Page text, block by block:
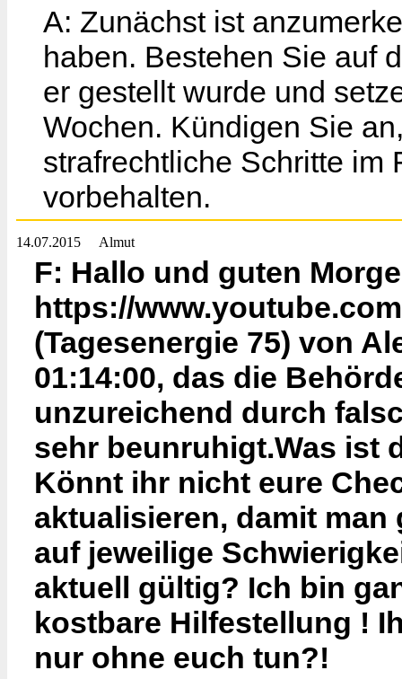
A: Zunächst ist
haben. Bestehen Sie auf
er gestellt wurde und
Wochen. Kündigen Sie
strafrechtliche Schritte im
vorbehalten.
14.07.2015 Almut
F: Hallo und guten
https://
(Tagesenergie 75) von
01:14:00, das die
unzureichend durch
sehr beunruhigt.Was ist
Könnt ihr nicht eure
aktualisieren, damit
auf jeweilige
aktuell gültig? Ich bin
kostbare Hilfestellung !
nur ohne euch tun?!